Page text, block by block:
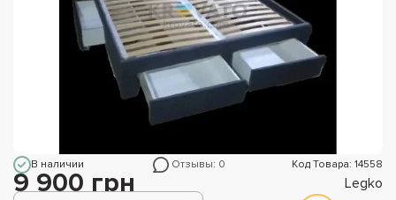
В наличии Отзывы: 0 Код Товара: 14558
9 900 грн Legko